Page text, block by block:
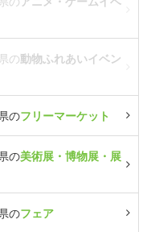
の動物ふれあいイベン
のフリーマーケット
の美術展・博物展・展
のフェア